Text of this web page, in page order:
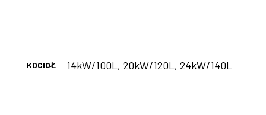
KOCIOŁ 14kW/100L, 20kW/120L, 24kW/140L